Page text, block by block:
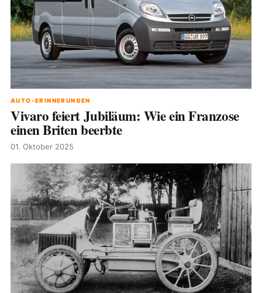
AUTO-ERINNERUNGEN
Vivaro feiert Jubiläum: Wie ein Franzose
einen Briten beerbte
01. Oktober 2025